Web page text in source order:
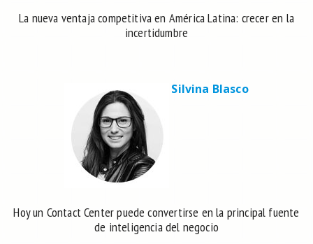
La nueva ventaja competitiva en América Latina: crecer en la
incertidumbre
Silvina Blasco
Hoy un Contact Center puede convertirse en la principal fuente
de inteligencia del negocio